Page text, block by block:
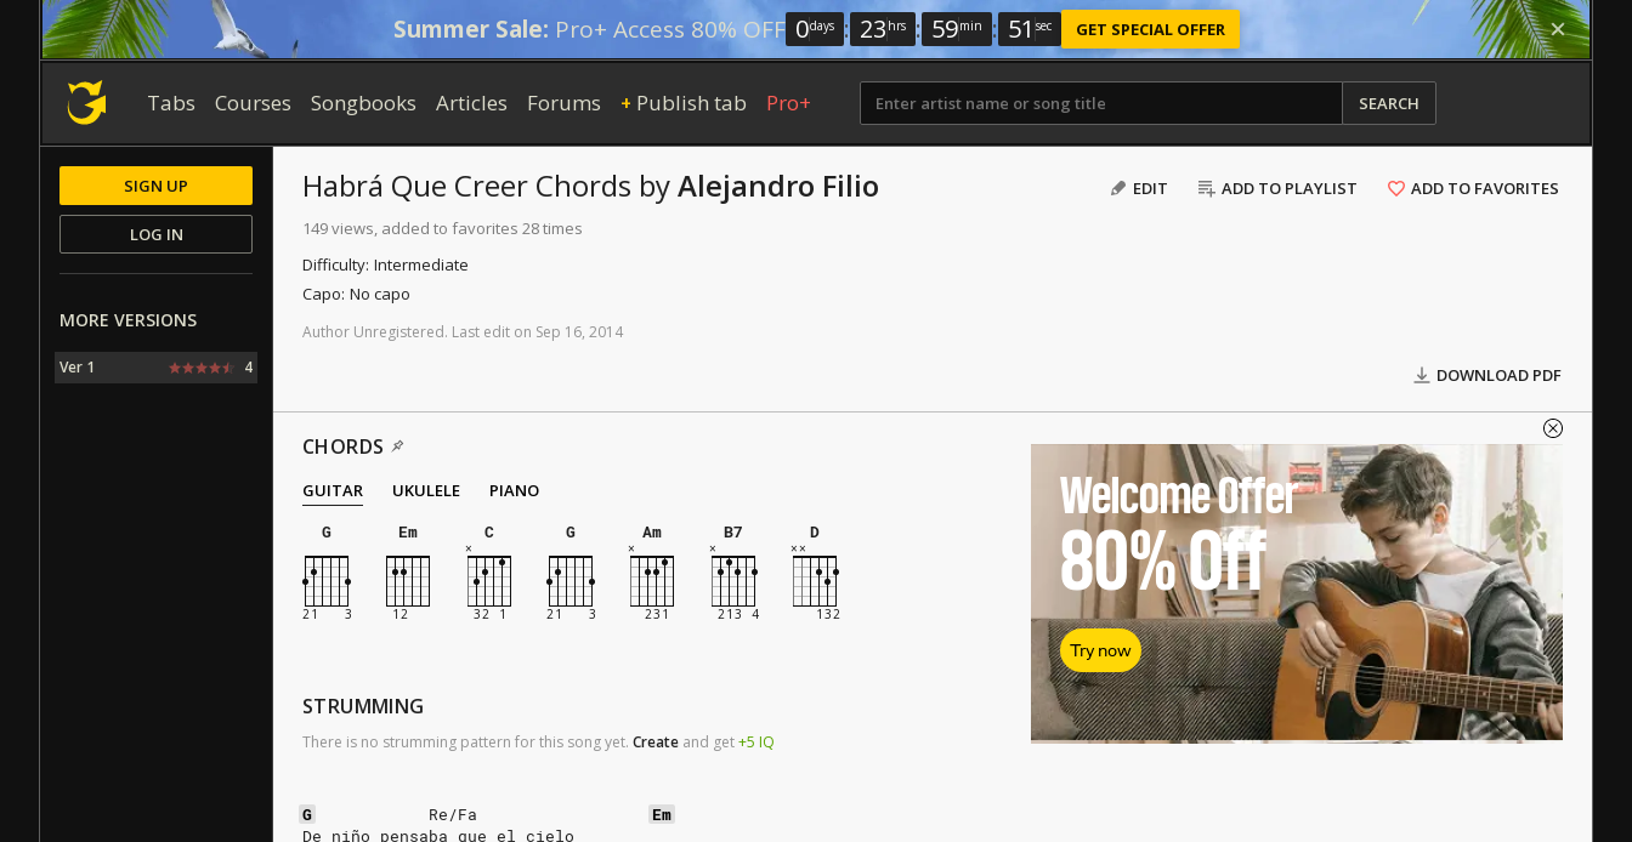
Summer Sale: Pro+ Access 80% OFF 0days : 23 hrs : 59min : 50 sec GET SPECIAL OFFER
Tabs Courses Songbooks Articles Forums + Publish tab Pro+ SEARCH
EDIT ADD TO PLAYLIST ADD TO FAVORITES
Habrá Que Creer Chords byAlejandro Filio
149 views, added to favorites 28 times
Difficulty: Intermediate
Capo: No capo
Author Unregistered. Last edit on Sep 16, 2014
DOWNLOAD PDF
CHORDS
GUITAR UKULELE
PIANO
G
Em C G Am B7 D
STRUMMING
There is no strumming pattern for this song yet. Create and get+5 IQ
G Re/Fa
Em
De niño pensaba que el cielo
Welcome Offer
80%Off
Try now
SIGN UP
LOG IN
MORE VERSIONS
Ver 1 4